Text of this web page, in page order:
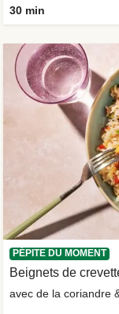
30 min
PÉPITE DU MOMENT
Beignets de
avec de la coriandre